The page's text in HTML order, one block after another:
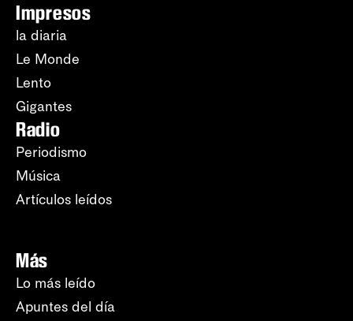
Impresos
la diaria
Le Monde
Lento
Gigantes
Radio
Periodismo
Música
Artículos leídos
Más
Lo más leído
Apuntes del día